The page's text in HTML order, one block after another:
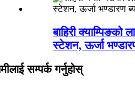
बाहिरी क्याम्पिङको
स्टेशन, ऊर्जा
सम्पर्क गर्नुहोस्